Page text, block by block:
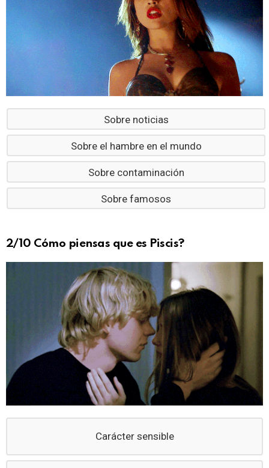
Sobre noticias
Sobre el hambre en el mundo
Sobre contaminación
Sobre famosos
2/10 Cómo piensas que es Piscis?
Carácter sensible